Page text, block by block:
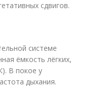
сдвигов.
системе
ёмкость лёгких,
В покое у
дыхания.